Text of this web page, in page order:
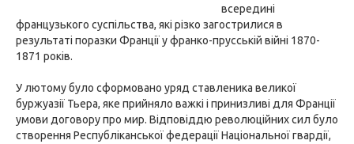
всередині
французького суспільства, які різко загострилися в
результаті поразки Франції у франко-прусській війні 1870-
1871 років.
У лютому було сформовано уряд ставленика великої
буржуазії Тьера, яке прийняло важкі і принизливі для Франції
умови договору про мир. Відповіддю революційних сил було
створення Республіканської федерації Національної гвардії,